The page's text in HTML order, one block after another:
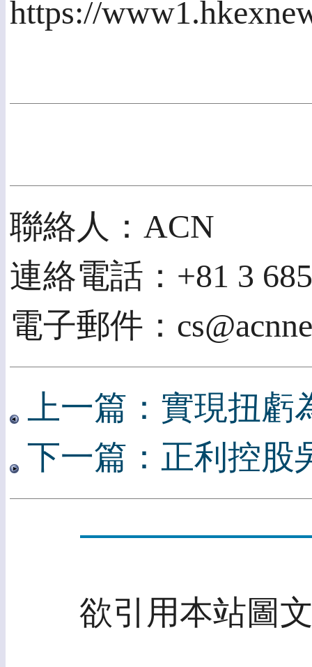
https://
聯絡人：ACN
連絡電話：+81 3
電子郵件：
上一篇：實現扭虧
下一篇：正利控股
欲引用本站圖